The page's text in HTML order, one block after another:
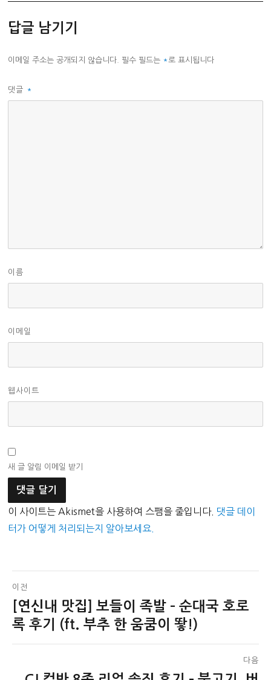
답글 남기기
이메일 주소는 공개되지 않습니다. 필수 필드는 *로 표시됩니다
댓글 *
이름
이메일
웹사이트
새 글 알림 이메일 받기
이 사이트는 Akismet을 사용하여 스팸을 줄입니다. 댓글 데이
터가 어떻게 처리되는지 알아보세요.
글
탐
색
이전
이
전
[연신내 맛집] 보들이 족발 – 순대국 호로
록 후기 (ft. 부추 한 움쿰이 뙇!)
다음